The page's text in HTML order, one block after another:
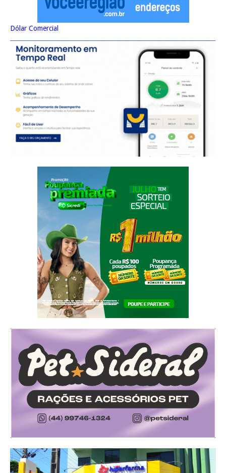
Dólar Comercial